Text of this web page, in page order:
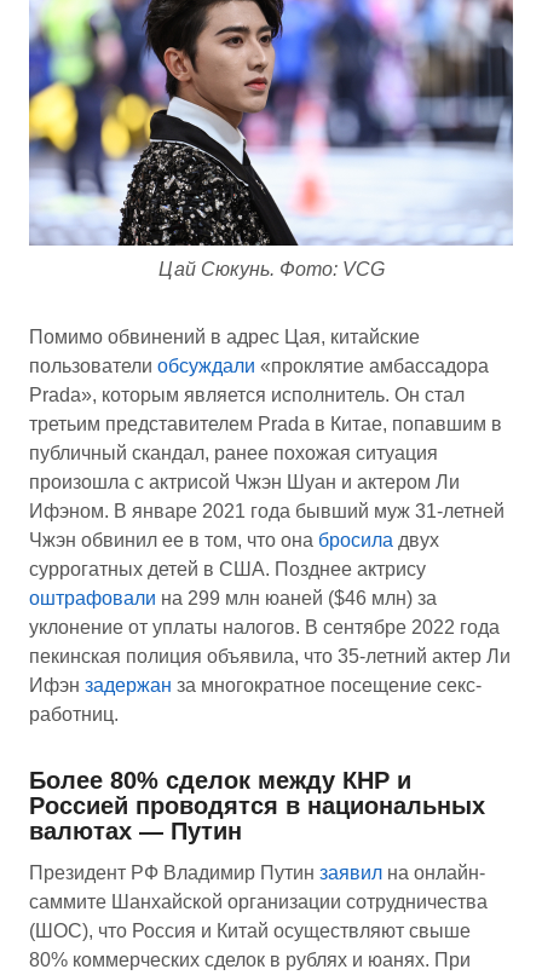
Цай Сюкунь. Фото: VCG
Помимо обвинений в адрес Цая, китайские
пользователи обсуждали «проклятие амбассадора
Prada», которым является исполнитель. Он стал
третьим представителем Prada в Китае, попавшим в
публичный скандал, ранее похожая ситуация
произошла с актрисой Чжэн Шуан и актером Ли
Ифэном. В январе 2021 года бывший муж 31-летней
Чжэн обвинил ее в том, что она бросила двух
суррогатных детей в США. Позднее актрису
оштрафовали на 299 млн юаней ($46 млн) за
уклонение от уплаты налогов. В сентябре 2022 года
пекинская полиция объявила, что 35-летний актер Ли
Ифэн задержан за многократное посещение секс-
работниц.
Более 80% сделок между КНР и
Россией проводятся в национальных
валютах — Путин
Президент РФ Владимир Путин заявил на онлайн-
саммите Шанхайской организации сотрудничества
(ШОС), что Россия и Китай осуществляют свыше
80% коммерческих сделок в рублях и юанях. При